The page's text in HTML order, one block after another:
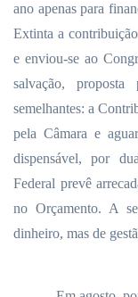
ano apenas para
Extinta a
e enviou-se ao
salvação,
semelhantes: a
pela Câmara e
dispensável, por
Federal prevê
no Orçamento. A
dinheiro, mas de